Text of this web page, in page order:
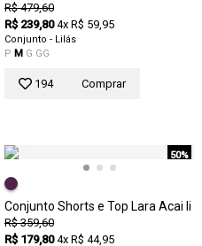
R$ 479,60
R$ 239,80 4x R$ 59,95
Conjunto - Lilás
P M G GG
194 Comprar
50%
Conjunto Shorts e Top Lara Acai Ii
R$ 359,60
R$ 179,80 4x R$ 44,95